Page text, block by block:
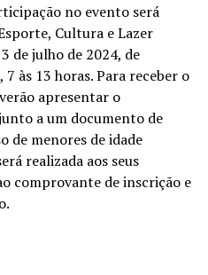
no evento será
Cultura e Lazer
de julho de 2024, de
às 13 horas. Para receber o
apresentar o
a um documento de
de menores de idade
realizada aos seus
comprovante de inscrição e